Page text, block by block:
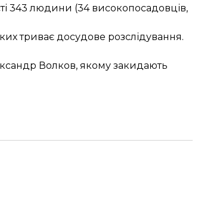
343 людини (34 високопосадовців,
триває досудове розслідування.
Волков, якому закидають